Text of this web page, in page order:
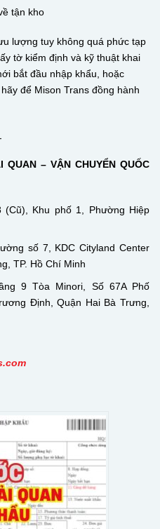
tận kho
lượng tuy không quá phức tạp
tờ kiểm định và kỹ thuật khai
bắt đầu nhập khẩu, hoặc
để Mison Trans đồng hành
QUAN – VẬN CHUYỂN QUỐC
(Cũ), Khu phố 1, Phường Hiệp
số 7, KDC Cityland Center
TP. Hồ Chí Minh
9 Tòa Minori, Số 67A Phố
Định, Quận Hai Bà Trưng,